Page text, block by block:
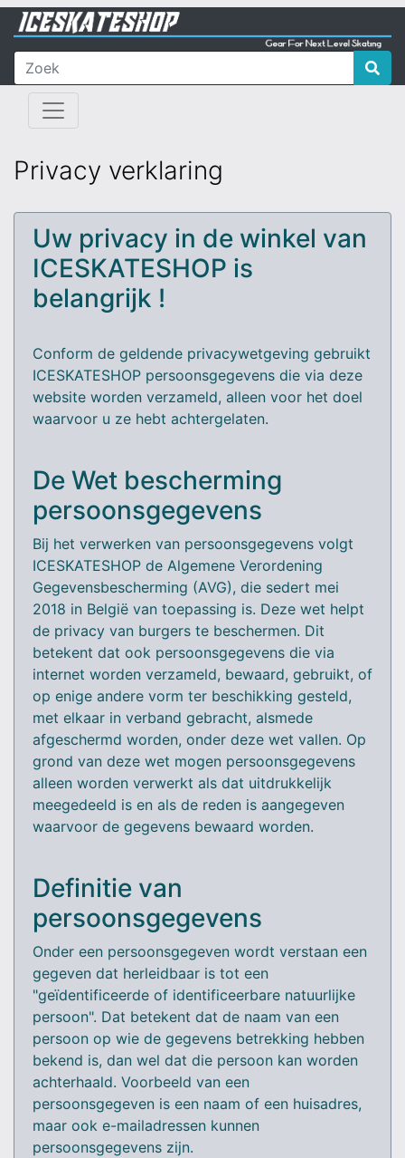
Privacy verklaring
Uw privacy in de winkel van
ICESKATESHOP is
belangrijk !
Conform de geldende privacywetgeving gebruikt
ICESKATESHOP persoonsgegevens die via deze
website worden verzameld, alleen voor het doel
waarvoor u ze hebt achtergelaten.
De Wet bescherming
persoonsgegevens
Bij het verwerken van persoonsgegevens volgt
ICESKATESHOP de Algemene Verordening
Gegevensbescherming (AVG), die sedert mei
2018 in België van toepassing is. Deze wet helpt
de privacy van burgers te beschermen. Dit
betekent dat ook persoonsgegevens die via
internet worden verzameld, bewaard, gebruikt, of
op enige andere vorm ter beschikking gesteld,
met elkaar in verband gebracht, alsmede
afgeschermd worden, onder deze wet vallen. Op
grond van deze wet mogen persoonsgegevens
alleen worden verwerkt als dat uitdrukkelijk
meegedeeld is en als de reden is aangegeven
waarvoor de gegevens bewaard worden.
Definitie van
persoonsgegevens
Onder een persoonsgegeven wordt verstaan een
gegeven dat herleidbaar is tot een
"geïdentificeerde of identificeerbare natuurlijke
persoon". Dat betekent dat de naam van een
persoon op wie de gegevens betrekking hebben
bekend is, dan wel dat die persoon kan worden
achterhaald. Voorbeeld van een
persoonsgegeven is een naam of een huisadres,
maar ook e-mailadressen kunnen
persoonsgegevens zijn.